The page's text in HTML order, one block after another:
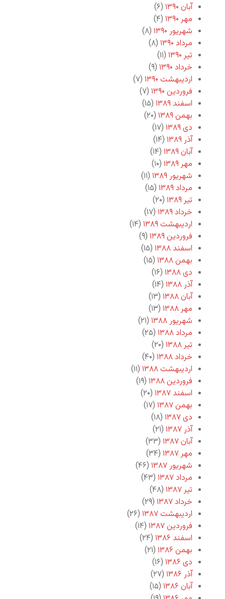
آبان ۱۳۹۰
(۶)
مهر ۱۳۹۰
(۴)
شهریور ۱۳۹۰
(۸)
مرداد ۱۳۹۰
(۸)
تیر ۱۳۹۰
(۱۱)
خرداد ۱۳۹۰
(۹)
اردیبهشت ۱۳۹۰
(۷)
فروردین ۱۳۹۰
(۷)
اسفند ۱۳۸۹
(۱۵)
بهمن ۱۳۸۹
(۲۰)
دی ۱۳۸۹
(۱۷)
آذر ۱۳۸۹
(۱۴)
آبان ۱۳۸۹
(۱۴)
مهر ۱۳۸۹
(۱۰)
شهریور ۱۳۸۹
(۱۱)
مرداد ۱۳۸۹
(۱۵)
تیر ۱۳۸۹
(۲۰)
خرداد ۱۳۸۹
(۱۷)
اردیبهشت ۱۳۸۹
(۱۴)
فروردین ۱۳۸۹
(۹)
اسفند ۱۳۸۸
(۱۵)
بهمن ۱۳۸۸
(۱۵)
دی ۱۳۸۸
(۱۶)
آذر ۱۳۸۸
(۱۴)
آبان ۱۳۸۸
(۱۳)
مهر ۱۳۸۸
(۱۳)
شهریور ۱۳۸۸
(۲۱)
مرداد ۱۳۸۸
(۲۵)
تیر ۱۳۸۸
(۲۰)
خرداد ۱۳۸۸
(۴۰)
اردیبهشت ۱۳۸۸
(۱۱)
فروردین ۱۳۸۸
(۱۹)
اسفند ۱۳۸۷
(۲۰)
بهمن ۱۳۸۷
(۱۷)
دی ۱۳۸۷
(۱۸)
آذر ۱۳۸۷
(۲۱)
آبان ۱۳۸۷
(۳۳)
مهر ۱۳۸۷
(۳۴)
شهریور ۱۳۸۷
(۴۶)
مرداد ۱۳۸۷
(۴۳)
تیر ۱۳۸۷
(۴۸)
خرداد ۱۳۸۷
(۲۹)
اردیبهشت ۱۳۸۷
(۲۶)
فروردین ۱۳۸۷
(۱۴)
اسفند ۱۳۸۶
(۲۴)
بهمن ۱۳۸۶
(۲۱)
دی ۱۳۸۶
(۱۶)
آذر ۱۳۸۶
(۲۷)
آبان ۱۳۸۶
(۱۵)